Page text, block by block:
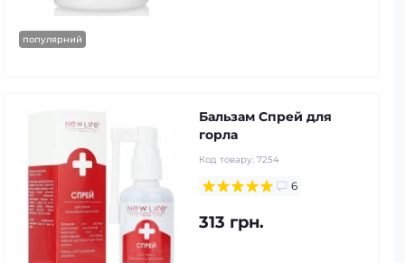
популярний
Бальзам Спрей для
горла
Код товару: 7254
6
313 грн.